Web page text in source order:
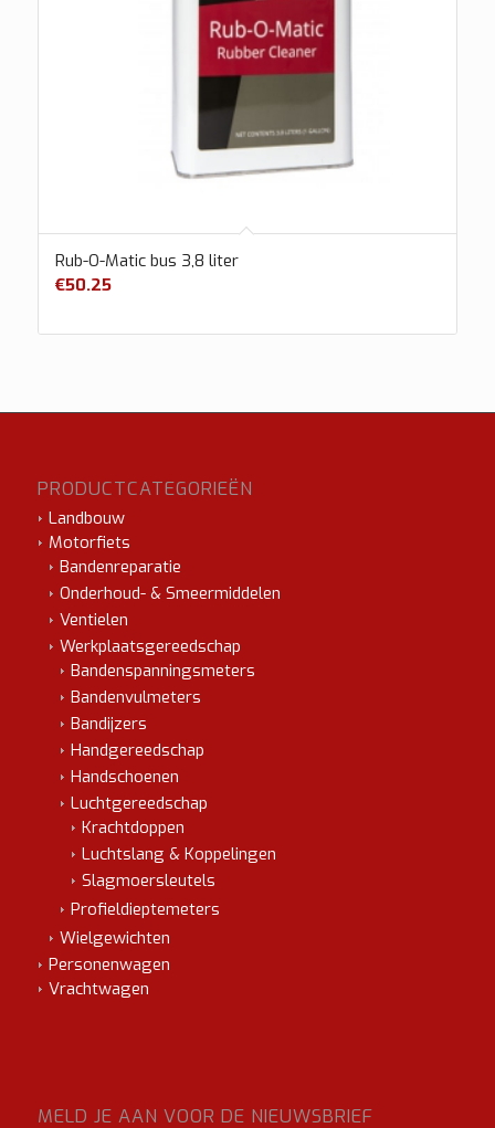
Rub-O-Matic bus 3,8 liter
€50.25
PRODUCTCATEGORIEËN
Landbouw
Motorfiets
Bandenreparatie
Onderhoud- & Smeermiddelen
Ventielen
Werkplaatsgereedschap
Bandenspanningsmeters
Bandenvulmeters
Bandijzers
Handgereedschap
Handschoenen
Luchtgereedschap
Krachtdoppen
Luchtslang & Koppelingen
Slagmoersleutels
Profieldieptemeters
Wielgewichten
Personenwagen
Vrachtwagen
MELD JE AAN VOOR DE NIEUWSBRIEF